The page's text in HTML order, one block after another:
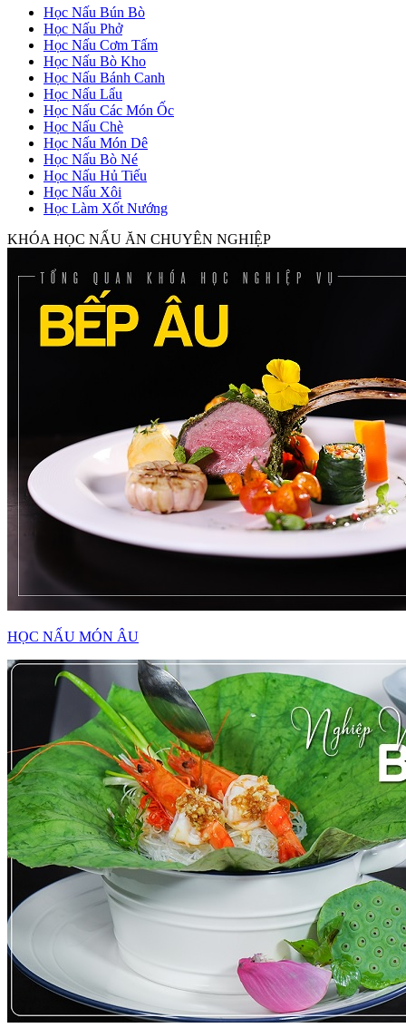
Học Nấu Bún Bò
Học Nấu Phở
Học Nấu Cơm Tấm
Học Nấu Bò Kho
Học Nấu Bánh Canh
Học Nấu Lẩu
Học Nấu Các Món Ốc
Học Nấu Chè
Học Nấu Món Dê
Học Nấu Bò Né
Học Nấu Hủ Tiếu
Học Nấu Xôi
Học Làm Xốt Nướng
KHÓA HỌC NẤU ĂN CHUYÊN NGHIỆP
HỌC NẤU MÓN ÂU